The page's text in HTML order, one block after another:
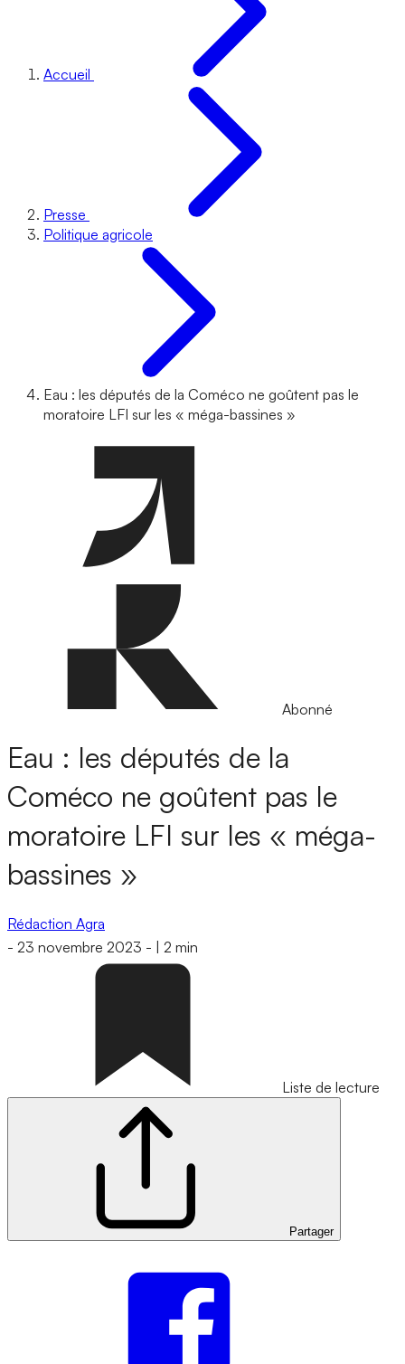
Accueil
Presse
Politique agricole
Eau : les députés de la Coméco ne goûtent pas le
moratoire LFI sur les « méga-bassines »
Abonné
Eau : les députés de la
Coméco ne goûtent pas le
moratoire LFI sur les « méga-
bassines »
Rédaction Agra
- 23 novembre 2023 - 2 min
Liste de lecture
Partager